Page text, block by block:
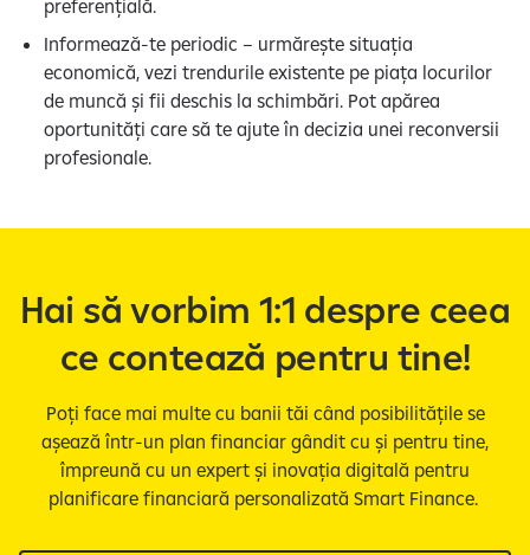
preferențială.
Informează-te periodic – urmărește situația
economică, vezi trendurile existente pe piața locurilor
de muncă și fii deschis la schimbări. Pot apărea
oportunități care să te ajute în decizia unei reconversii
profesionale.
Hai să vorbim 1:1 despre ceea
ce contează pentru tine!
Poți face mai multe cu banii tăi când posibilitățile se
așează într-un plan financiar gândit cu și pentru tine,
împreună cu un expert și inovația digitală pentru
planificare financiară personalizată Smart Finance.